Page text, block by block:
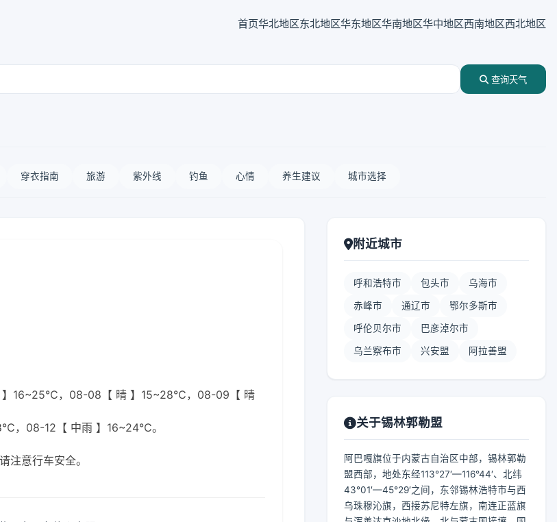
首页华北地区东北地区华东地区华南地区华中地区西南地区西北地区
查询天气
穿衣指南 旅游 紫外线 钓鱼 心情 养生建议 城市选择
16~25℃，08-08【 晴 】15~28℃，08-09【 晴
，08-12【 中雨 】16~24℃。
注意行车安全。
附近城市
呼和浩特市 包头市 乌海市
赤峰市 通辽市 鄂尔多斯市
呼伦贝尔市 巴彦淖尔市
乌兰察布市 兴安盟 阿拉善盟
关于锡林郭勒盟
阿巴嘎旗位于内蒙古自治区中部，锡林郭勒
盟西部，地处东经113°27′—116°44′、北纬
43°01′—45°29′之间，东邻锡林浩特市与西
乌珠穆沁旗，西接苏尼特左旗，南连正蓝旗